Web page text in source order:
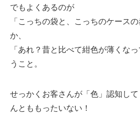
でもよくあるのが
「こっちの袋と、こっちのケース
か、
「あれ？昔と比べて紺色が薄くな
うこと。
せっかくお客さんが「色」認知し
んとももったいない！